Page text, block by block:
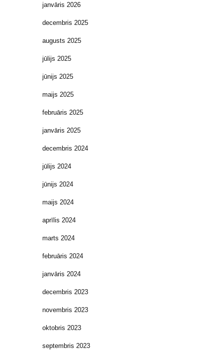
janvāris 2026
decembris 2025
augusts 2025
jūlijs 2025
jūnijs 2025
maijs 2025
februāris 2025
janvāris 2025
decembris 2024
jūlijs 2024
jūnijs 2024
maijs 2024
aprīlis 2024
marts 2024
februāris 2024
janvāris 2024
decembris 2023
novembris 2023
oktobris 2023
septembris 2023